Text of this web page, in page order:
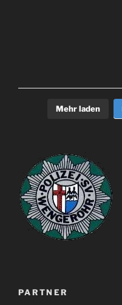
Mehr laden
PARTNER